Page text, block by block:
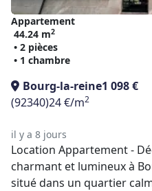
Appartement
44.24 m2
• 2 pièces
• 1 chambre
Bourg-la-reine1 098 €
(92340)24 €/m2
il y a 8 jours
Location Appartement -
charmant et lumineux à
situé dans un quartier